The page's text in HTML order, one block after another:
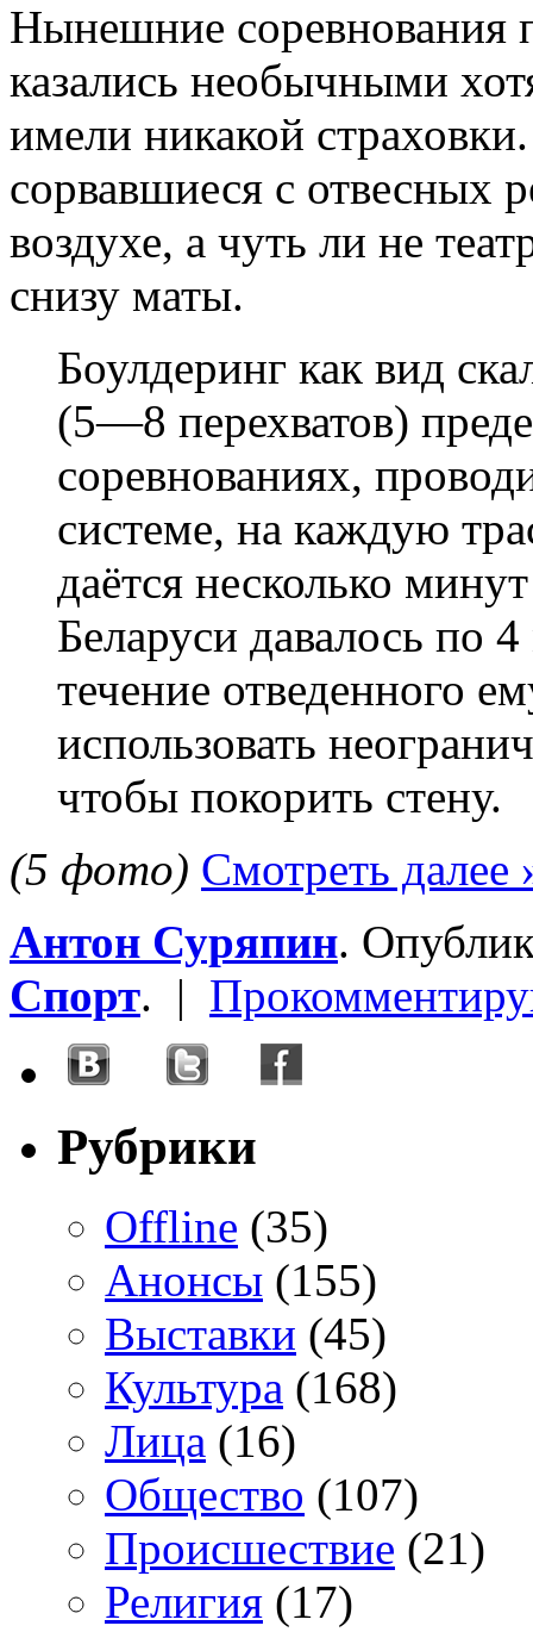
Нынешние соревнования
казались необычными
имели никакой
сорвавшиеся с отвесных
воздухе, а чуть ли не
снизу маты.
Боулдеринг как вид
(5—8 перехватов)
соревнованиях,
системе, на каждую
даётся несколько
Беларуси давалось по
течение отведенного
использовать
чтобы покорить стену.
(5 фото) Смотреть далее
Антон Суряпин.
Спорт. |
Рубрики
Offline (35)
Анонсы (155)
Выставки (45)
Культура (168)
Лица (16)
Общество (107)
Происшествие (21)
Религия (17)